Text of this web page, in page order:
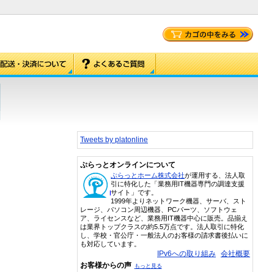
Tweets by platonline
ぷらっとオンラインについて
ぷらっとホーム株式会社が運用する、法人取
引に特化した「業務用IT機器専門の調達支援
サイト」です。
1999年よりネットワーク機器、サーバ、スト
レージ、パソコン周辺機器、PCパーツ、ソフトウェ
ア、ライセンスなど、業務用IT機器中心に販売。品揃え
は業界トップクラスの約5.5万点です。法人取引に特化
し、学校・官公庁・一般法人のお客様の請求書後払いに
も対応しています。
IPv6への取り組み 会社概要
お客様からの声 もっと見る